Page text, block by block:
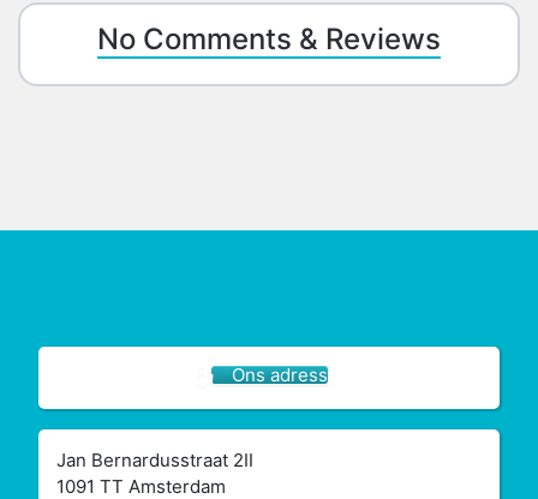
No Comments & Reviews
Ons adress
Jan Bernardusstraat 2II
1091 TT Amsterdam